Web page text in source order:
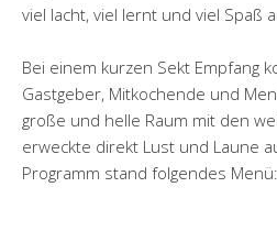
viel lacht, viel lernt und viel Spaß
Bei einem kurzen Sekt Empfang
Gastgeber, Mitkochende und
große und helle Raum mit den
erweckte direkt Lust und Laune
Programm stand folgendes Menü: